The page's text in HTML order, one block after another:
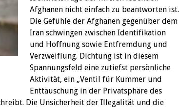
Afghanen nicht einfach zu beantworten ist.
Die Gefühle der Afghanen gegenüber dem
Iran schwingen zwischen Identifikation
und Hoffnung sowie Entfremdung und
Verzweiflung. Dichtung ist in diesem
Spannungsfeld eine zutiefst persönliche
Aktivität, ein „Ventil für Kummer und
Enttäuschung in der Privatsphäre des
Die Unsicherheit der Illegalität und die